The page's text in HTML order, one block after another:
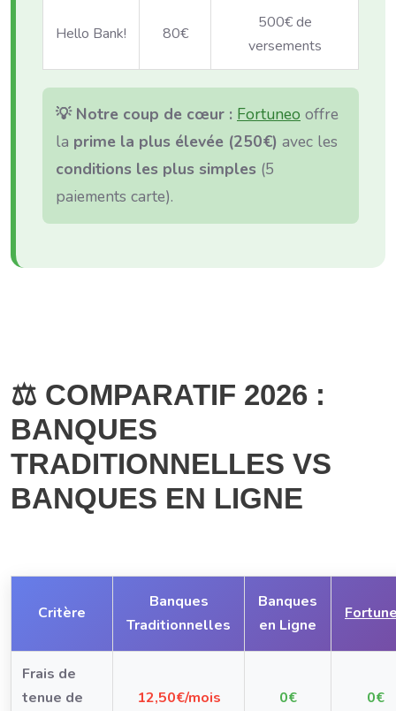
Hello Bank! 80€
500€ de
versements
💡 Notre coup de cœur : Fortuneo offre
la prime la plus élevée (250€) avec les
conditions les plus simples (5
paiements carte).
⚖️ COMPARATIF 2026 :
BANQUES
TRADITIONNELLES VS
BANQUES EN LIGNE
Critère
Banques
Traditionnelles
Banques
en Ligne
Frais de
tenue de
12,50€/mois 0€ 0€